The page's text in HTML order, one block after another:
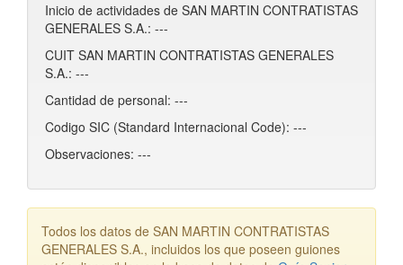
Inicio de actividades de SAN MARTIN CONTRATISTAS
GENERALES S.A.: ---
CUIT SAN MARTIN CONTRATISTAS GENERALES
S.A.: ---
Cantidad de personal: ---
Codigo SIC (Standard Internacional Code): ---
Observaciones: ---
Todos los datos de SAN MARTIN CONTRATISTAS
GENERALES S.A., incluidos los que poseen guiones